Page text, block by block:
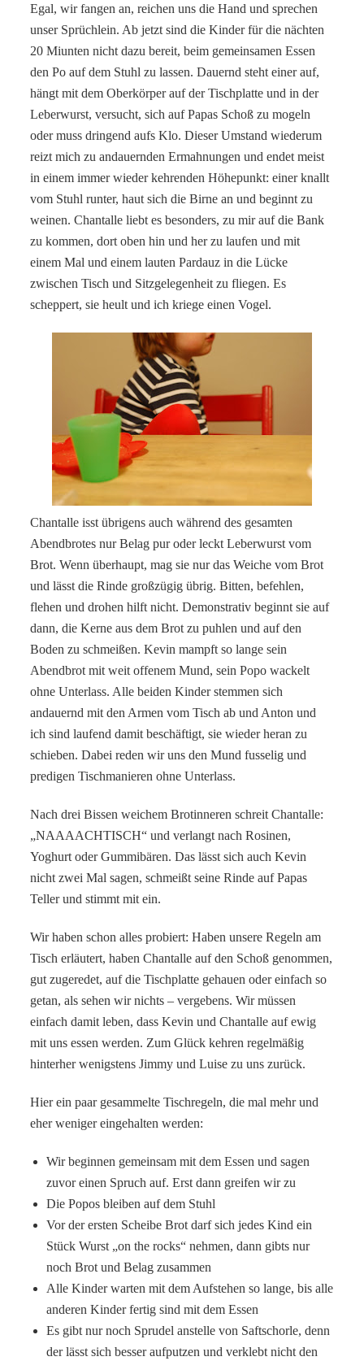
Egal, wir fangen an, reichen uns die Hand und sprechen
unser Sprüchlein. Ab jetzt sind die Kinder für die nächten
20 Miunten nicht dazu bereit, beim gemeinsamen Essen
den Po auf dem Stuhl zu lassen. Dauernd steht einer auf,
hängt mit dem Oberkörper auf der Tischplatte und in der
Leberwurst, versucht, sich auf Papas Schoß zu mogeln
oder muss dringend aufs Klo. Dieser Umstand wiederum
reizt mich zu andauernden Ermahnungen und endet meist
in einem immer wieder kehrenden Höhepunkt: einer knallt
vom Stuhl runter, haut sich die Birne an und beginnt zu
weinen. Chantalle liebt es besonders, zu mir auf die Bank
zu kommen, dort oben hin und her zu laufen und mit
einem Mal und einem lauten Pardauz in die Lücke
zwischen Tisch und Sitzgelegenheit zu fliegen. Es
scheppert, sie heult und ich kriege einen Vogel.
Chantalle isst übrigens auch während des gesamten
Abendbrotes nur Belag pur oder leckt Leberwurst vom
Brot. Wenn überhaupt, mag sie nur das Weiche vom Brot
und lässt die Rinde großzügig übrig. Bitten, befehlen,
flehen und drohen hilft nicht. Demonstrativ beginnt sie auf
dann, die Kerne aus dem Brot zu puhlen und auf den
Boden zu schmeißen. Kevin mampft so lange sein
Abendbrot mit weit offenem Mund, sein Popo wackelt
ohne Unterlass. Alle beiden Kinder stemmen sich
andauernd mit den Armen vom Tisch ab und Anton und
ich sind laufend damit beschäftigt, sie wieder heran zu
schieben. Dabei reden wir uns den Mund fusselig und
predigen Tischmanieren ohne Unterlass.
Nach drei Bissen weichem Brotinneren schreit Chantalle:
„NAAAACHTISCH“ und verlangt nach Rosinen,
Yoghurt oder Gummibären. Das lässt sich auch Kevin
nicht zwei Mal sagen, schmeißt seine Rinde auf Papas
Teller und stimmt mit ein.
Wir haben schon alles probiert: Haben unsere Regeln am
Tisch erläutert, haben Chantalle auf den Schoß genommen,
gut zugeredet, auf die Tischplatte gehauen oder einfach so
getan, als sehen wir nichts – vergebens. Wir müssen
einfach damit leben, dass Kevin und Chantalle auf ewig
mit uns essen werden. Zum Glück kehren regelmäßig
hinterher wenigstens Jimmy und Luise zu uns zurück.
Hier ein paar gesammelte Tischregeln, die mal mehr und
eher weniger eingehalten werden:
Wir beginnen gemeinsam mit dem Essen und sagen
zuvor einen Spruch auf. Erst dann greifen wir zu
Die Popos bleiben auf dem Stuhl
Vor der ersten Scheibe Brot darf sich jedes Kind ein
Stück Wurst „on the rocks“ nehmen, dann gibts nur
noch Brot und Belag zusammen
Alle Kinder warten mit dem Aufstehen so lange, bis alle
anderen Kinder fertig sind mit dem Essen
Es gibt nur noch Sprudel anstelle von Saftschorle, denn
der lässt sich besser aufputzen und verklebt nicht den